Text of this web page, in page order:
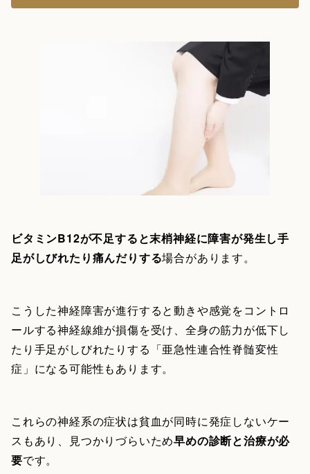
ビタミンB12が不足すると末梢神経に障害が発生し手
足がしびれたり痛んだりする場合があります。
こうした神経障害が進行すると動きや感覚をコントロ
ールする神経線維が損傷を受け、全身の筋力が低下し
たり手足がしびれたりする「亜急性連合性脊髄変性
症」になる可能性もあります。
これらの神経系の症状は貧血が同時に発症しないケー
スもあり、見つかりづらいため早めの診断と治療が必
要です。